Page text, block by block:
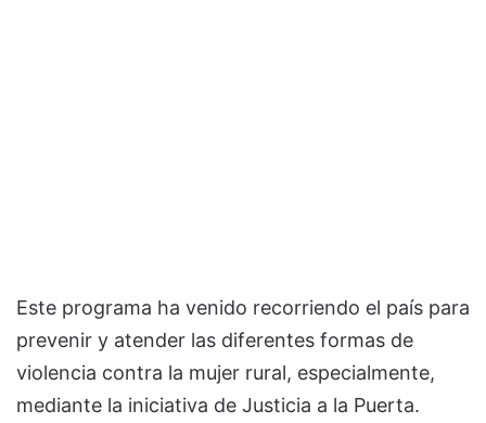
Este programa ha venido recorriendo el país para
prevenir y atender las diferentes formas de
violencia contra la mujer rural, especialmente,
mediante la iniciativa de Justicia a la Puerta.